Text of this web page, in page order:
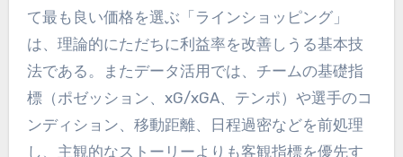
て最も良い価格を選ぶ「ラインショッピング」
は、理論的にただちに利益率を改善しうる基本技
法である。またデータ活用では、チームの基礎指
標（ポゼッション、xG/xGA、テンポ）や選手のコ
ンディション、移動距離、日程過密などを前処理
し、主観的なストーリーよりも客観指標を優先す